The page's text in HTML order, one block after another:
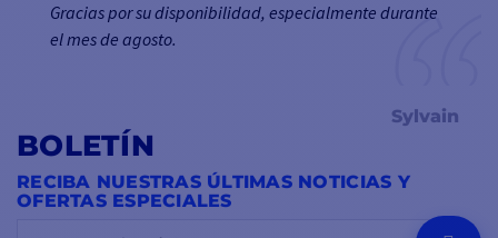
Gracias por su disponibilidad, especialmente durante
el mes de agosto.
Sylvain
BOLETÍN
RECIBA NUESTRAS ÚLTIMAS NOTICIAS Y
OFERTAS ESPECIALES